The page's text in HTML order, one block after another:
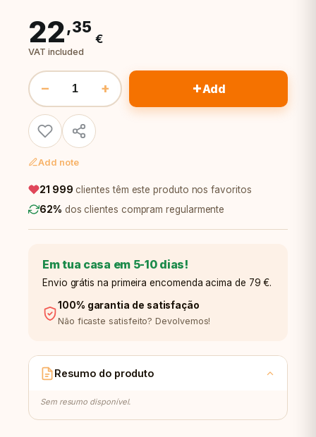
22,35
€
VAT included
− + +Add
Add note
21 999 clientes têm este produto nos favoritos
62% dos clientes compram regularmente
Em tua casa em 5-10 dias!
Envio grátis na primeira encomenda acima de 79 €.
100% garantia de satisfação
Não ficaste satisfeito? Devolvemos!
Resumo do produto
Sem resumo disponível.